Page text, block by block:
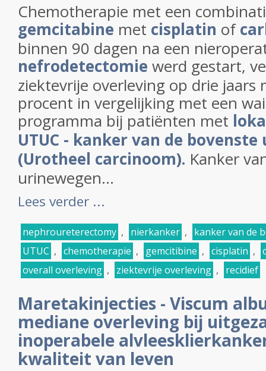
Chemotherapie met een
gemcitabine met cisplatin of
binnen 90 dagen na een
nefrodetectomie werd gestart,
ziektevrije overleving op drie jaars
procent in vergelijking met een
programma bij patiënten met
UTUC - kanker van de
(Urotheel carcinoom). Kanker
urinewegen...
Lees verder ...
nephroureterectomy , nierkanker ,
kanker van de
UTUC , chemotherapie , gemcitibine , cisplatin ,
overall overleving , ziektevrije overleving , recidief
Maretakinjecties - Viscum
mediane overleving bij
inoperabele
kwaliteit van leven